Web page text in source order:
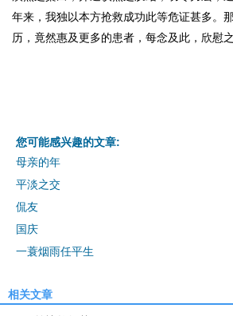
年来，我独以本方抢救成功此等危证甚多。
历，竟然惠及更多的患者，每念及此，欣慰之
您可能感兴趣的文章:
母亲的年
平淡之交
侃友
国庆
一蓑烟雨任平生
相关文章